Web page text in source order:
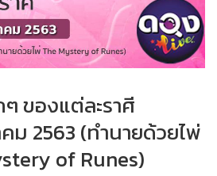
ๆ ของแต่ละราศี
ม 2563 (ทำนายด้วยไพ่
of Runes)